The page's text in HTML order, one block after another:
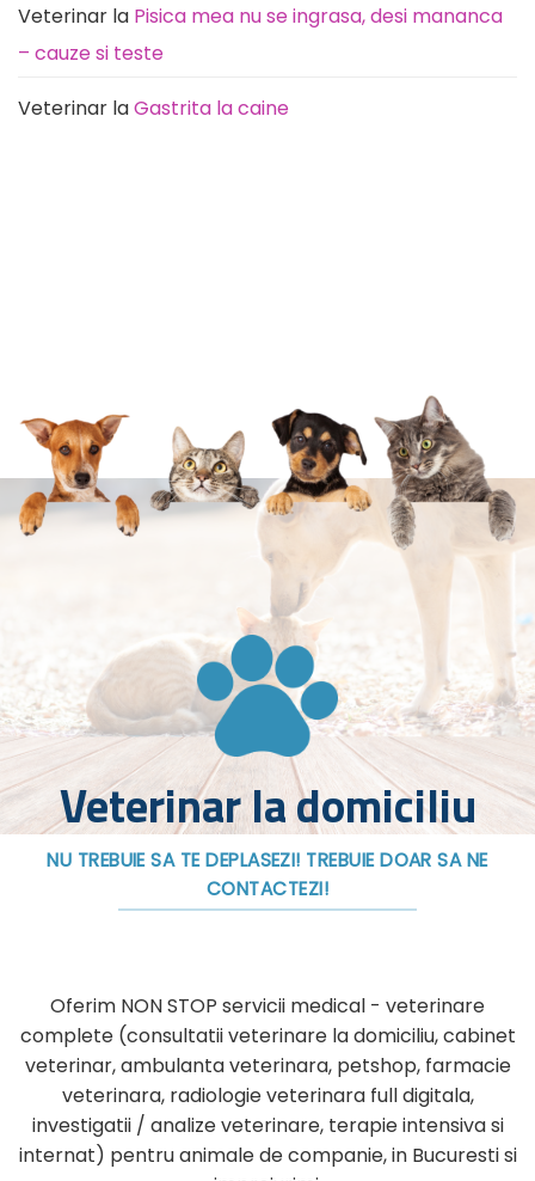
Veterinar la Pisica mea nu se ingrasa, desi mananca
– cauze si teste
Veterinar laGastrita la caine
Veterinar la domiciliu
NU TREBUIE SA TE DEPLASEZI! TREBUIE DOAR SA NE
CONTACTEZI!
Oferim NON STOP servicii medical - veterinare
complete (consultatii veterinare la domiciliu, cabinet
veterinar, ambulanta veterinara, petshop, farmacie
veterinara, radiologie veterinara full digitala,
investigatii / analize veterinare, terapie intensiva si
internat) pentru animale de companie, in Bucuresti si